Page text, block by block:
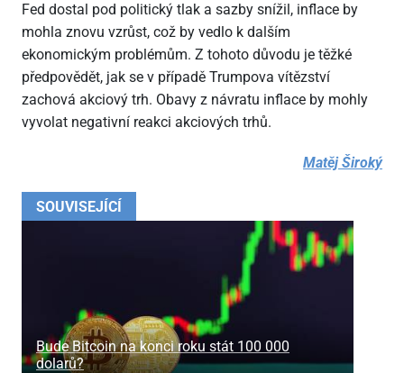
SOUVISEJÍCÍ
Bude Bitcoin na konci roku stát 100 000
dolarů?
Fed dostal pod politický tlak a sazby snížil, inflace by
mohla znovu vzrůst, což by vedlo k dalším
ekonomickým problémům. Z tohoto důvodu je těžké
předpovědět, jak se v případě Trumpova vítězství
zachová akciový trh. Obavy z návratu inflace by mohly
vyvolat negativní reakci akciových trhů.
Matěj Široký